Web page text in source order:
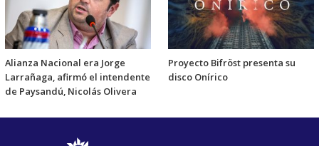
Alianza Nacional era Jorge
Larrañaga, afirmó el intendente
de Paysandú, Nicolás Olivera
Proyecto Bifröst presenta su
disco Onírico